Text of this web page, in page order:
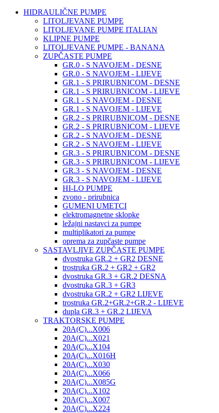
HIDRAULIČNE PUMPE
LITOLJEVANE PUMPE
LITOLJEVANE PUMPE ITALIAN
KLIPNE PUMPE
LITOLJEVANE PUMPE - BANANA
ZUPČASTE PUMPE
GR.0 - S NAVOJEM - DESNE
GR.0 - S NAVOJEM - LIJEVE
GR.1 - S PRIRUBNICOM - DESNE
GR.1 - S PRIRUBNICOM - LIJEVE
GR.1 - S NAVOJEM - DESNE
GR.1 - S NAVOJEM - LIJEVE
GR.2 - S PRIRUBNICOM - DESNE
GR.2 - S PRIRUBNICOM - LIJEVE
GR.2 - S NAVOJEM - DESNE
GR.2 - S NAVOJEM - LIJEVE
GR.3 - S PRIRUBNICOM - DESNE
GR.3 - S PRIRUBNICOM - LIJEVE
GR.3 - S NAVOJEM - DESNE
GR.3 - S NAVOJEM - LIJEVE
HI-LO PUMPE
zvono - prirubnica
GUMENI UMETCI
elektromagnetne sklopke
ležajni nastavci za pumpe
multiplikatori za pumpe
oprema za zupčaste pumpe
SASTAVLJIVE ZUPČASTE PUMPE
dvostruka GR.2 + GR2 DESNE
trostruka GR.2 + GR2 + GR2
dvostruka GR.3 + GR.2 DESNA
dvostruka GR.3 + GR3
dvostruka GR.2 + GR2 LIJEVE
trostruka GR.2+GR.2+GR.2 - LIJEVE
dupla GR.3 + GR.2 LIJEVA
TRAKTORSKE PUMPE
20A(C)...X006
20A(C)...X021
20A(C)...X104
20A(C)...X016H
20A(C)...X030
20A(C)...X066
20A(C)...X085G
20A(C)...X102
20A(C)...X007
20A(C)...X224